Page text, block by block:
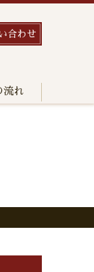
合わせ
流れ